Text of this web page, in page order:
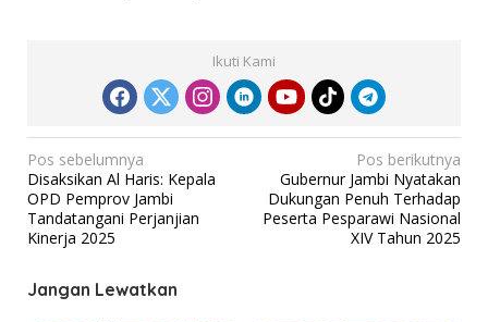
Ikuti Kami
N
a
v
i
g
Pos sebelumnya
Disaksikan Al Haris: Kepala
OPD Pemprov Jambi
Tandatangani Perjanjian
Kinerja 2025
Pos berikutnya
Gubernur Jambi Nyatakan
Dukungan Penuh Terhadap
Peserta Pesparawi Nasional
XIV Tahun 2025
Jangan Lewatkan